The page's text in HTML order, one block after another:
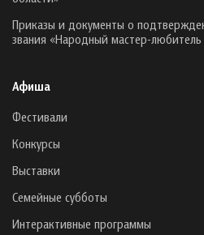
Приказы и документы о
звания «Народный мастер-любитель
Афиша
Фестивали
Конкурсы
Выставки
Семейные субботы
Интерактивные программы